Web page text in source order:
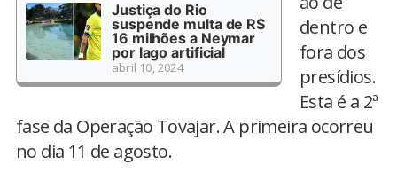
Justiça do Rio
suspende multa de R$
16 milhões a Neymar
por lago artificial
abril 10, 2024
dentro e
fora dos
presídios.
Esta é a 2ª
fase da Operação Tovajar. A primeira ocorreu
no dia 11 de agosto.